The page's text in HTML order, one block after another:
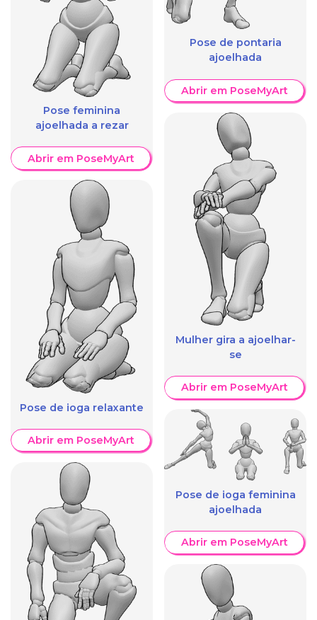
Pose feminina
ajoelhada a rezar
Abrir em PoseMyArt
Pose de ioga relaxante
Abrir em PoseMyArt
Pose de pontaria
ajoelhada
Abrir em PoseMyArt
Mulher gira a ajoelhar-
se
Abrir em PoseMyArt
Pose de ioga feminina
ajoelhada
Abrir em PoseMyArt